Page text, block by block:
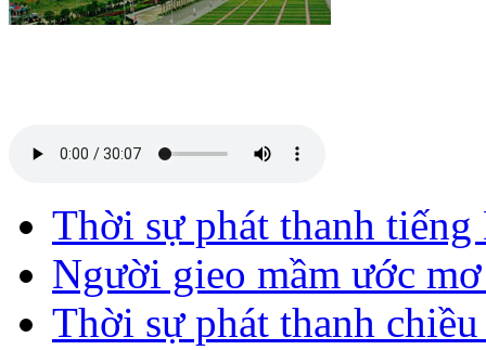
Thời sự phát thanh
Người gieo mầm ước
Thời sự phát thanh